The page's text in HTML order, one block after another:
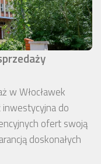
w Włocławek
do
ofert swoją
doskonałych